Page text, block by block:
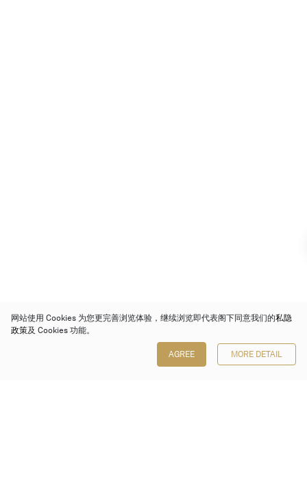
网站使用 Cookies 为您更完善浏览体验，继续浏览即代表阁下同意我们的私隐
政策及 Cookies 功能。
AGREE MORE DETAIL